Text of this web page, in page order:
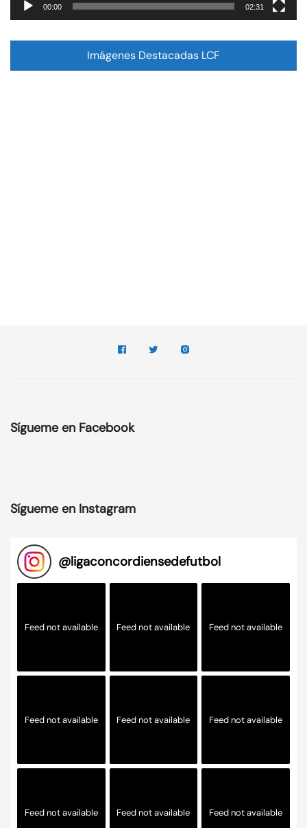
00:00 02:31
Imágenes Destacadas LCF
Sígueme en Facebook
Sígueme en Instagram
@ligaconcordiensedefutbol
Feed not available Feed not available Feed not available
Feed not available Feed not available Feed not available
Feed not available Feed not available Feed not available